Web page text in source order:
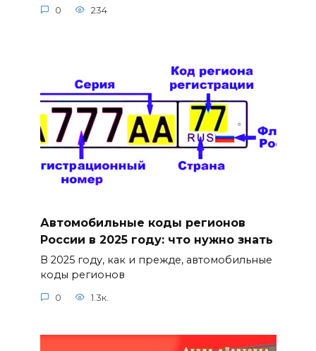
0 234
Автомобильные коды регионов
России в 2025 году: что нужно знать
В 2025 году, как и прежде, автомобильные
коды регионов
0 1.3к.